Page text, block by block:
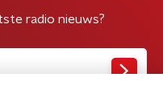
radio nieuws?